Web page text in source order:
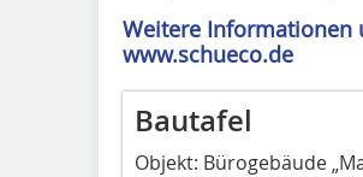
Weitere Informationen
www.schueco.de
Bautafel
Objekt: Bürogebäude